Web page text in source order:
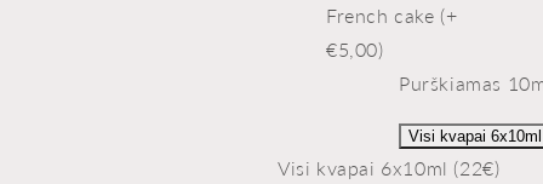
French cake (+
€5,00)
Purškiamas
Visi kvapai
Visi kvapai 6x10ml (22€)